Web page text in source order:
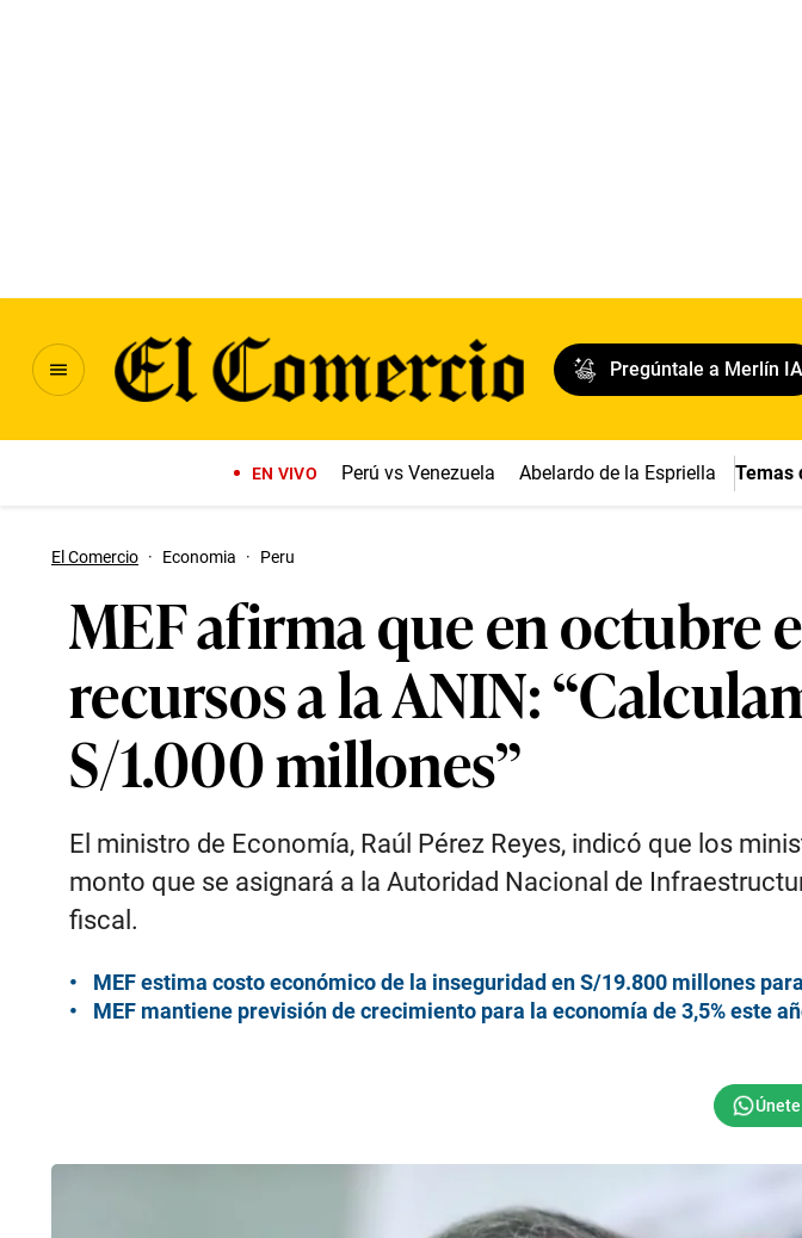
Pregúntale a Merlín IA
EN VIVO Perú vs Venezuela Abelardo de la Espriella Temas
El Comercio · Economia · Peru
MEF afirma que en octubre
recursos a la ANIN:
S/1.000 millones”
El ministro de Economía, Raúl Pérez Reyes, indicó que los
monto que se asignará a la Autoridad Nacional de
fiscal.
MEF estima costo económico de la inseguridad en S/19.800 millones
MEF mantiene previsión de crecimiento para la economía de 3,5% este